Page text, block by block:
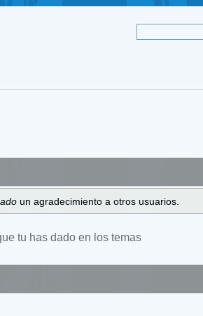
un agradecimiento a otros usuarios.
tu has dado en los temas